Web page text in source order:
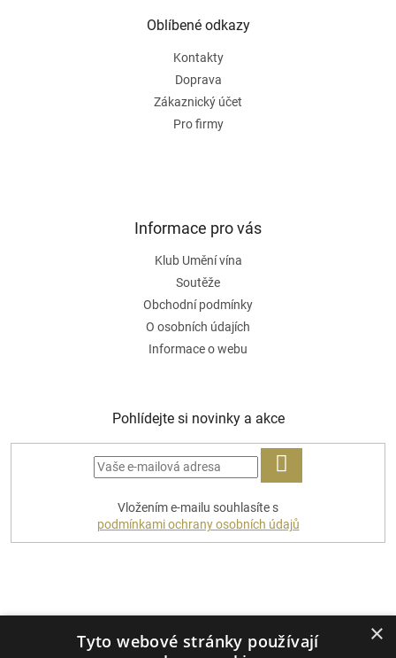
Oblíbené odkazy
Kontakty
Doprava
Zákaznický účet
Pro firmy
Informace pro vás
Klub Umění vína
Soutěže
Obchodní podmínky
O osobních údajích
Informace o webu
Pohlídejte si novinky a akce
PŘIHLÁSIT
Vložením e-mailu souhlasíte s
podmínkami ochrany osobních údajů
×
Tyto webové stránky používají